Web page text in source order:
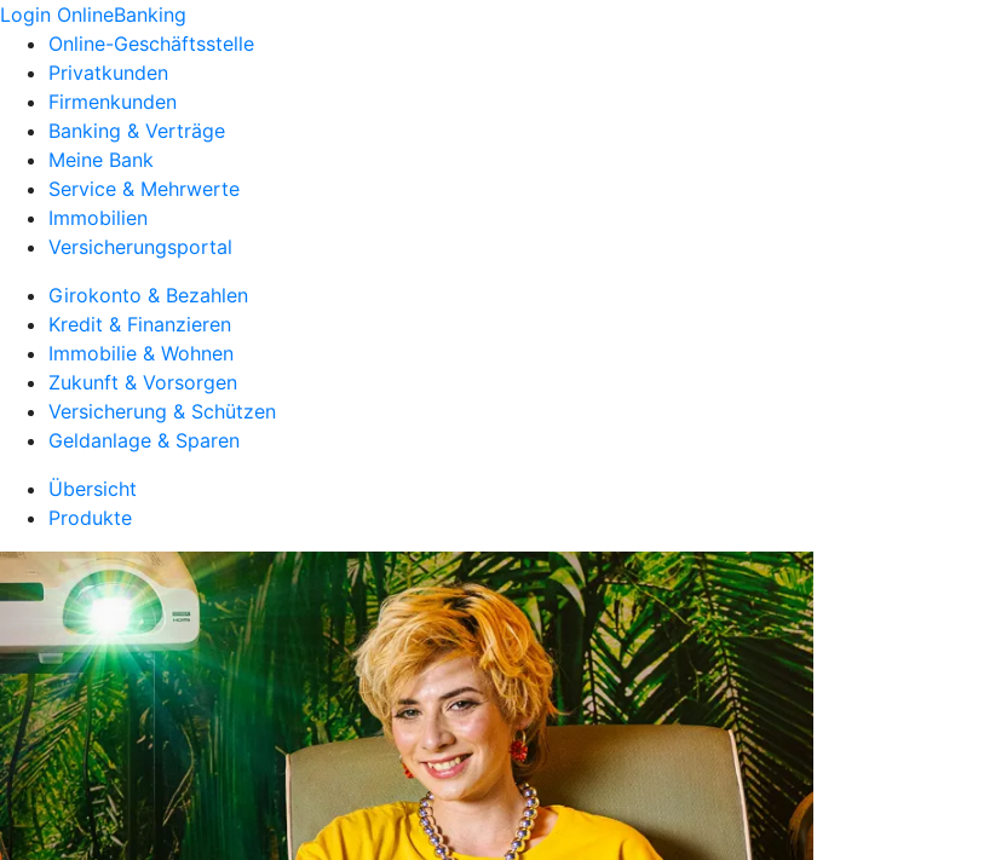
Login OnlineBanking
Online-Geschäftsstelle
Privatkunden
Firmenkunden
Banking & Verträge
Meine Bank
Service & Mehrwerte
Immobilien
Versicherungsportal
Girokonto & Bezahlen
Kredit & Finanzieren
Immobilie & Wohnen
Zukunft & Vorsorgen
Versicherung & Schützen
Geldanlage & Sparen
Übersicht
Produkte